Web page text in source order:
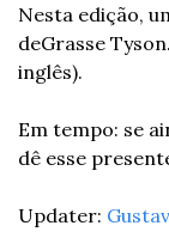
Nesta edição,
deGrasse
inglês).
Em tempo: se
dê esse
Updater: